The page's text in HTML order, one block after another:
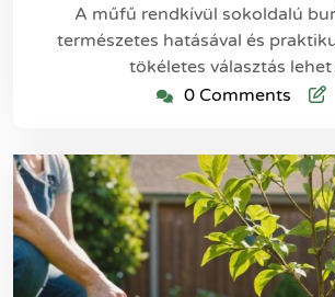
A műfű rendkívül sokoldalú
természetes hatásával és
tökéletes választás
0 Comments